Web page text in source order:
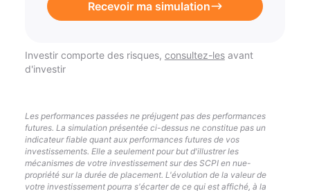
Recevoir ma simulation
Investir comporte des risques, consultez-lesavant
d'investir
Les performances passées ne préjugent pas des performances
futures. La simulation présentée ci-dessus ne constitue pas un
indicateur fiable quant aux performances futures de vos
investissements. Elle a seulement pour but d'illustrer les
mécanismes de votre investissement sur des SCPI en nue-
propriété sur la durée de placement. L'évolution de la valeur de
votre investissement pourra s'écarter de ce qui est affiché, à la